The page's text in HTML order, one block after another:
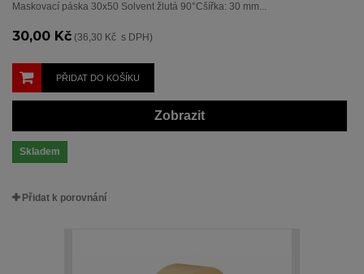
Maskovací páska 30x50 Solvent žlutá 90°Cšířka: 30 mm...
30,00 Kč (36,30 Kč s DPH)
PŘIDAT DO KOŠÍKU
Zobrazit
Skladem
Přidat k porovnání